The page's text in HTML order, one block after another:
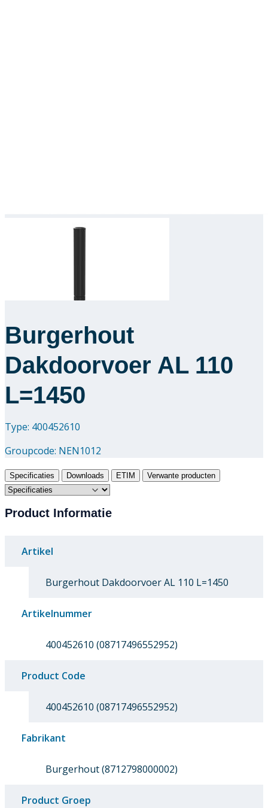
Burgerhout
Dakdoorvoer AL 110
L=1450
Type: 400452610
Groupcode: NEN1012
Specificaties Downloads ETIM Verwante producten
Product Informatie
Artikel
Burgerhout Dakdoorvoer AL 110 L=1450
Artikelnummer
400452610 (08717496552952)
Product Code
400452610 (08717496552952)
Fabrikant
Burgerhout (8712798000002)
Product Groep